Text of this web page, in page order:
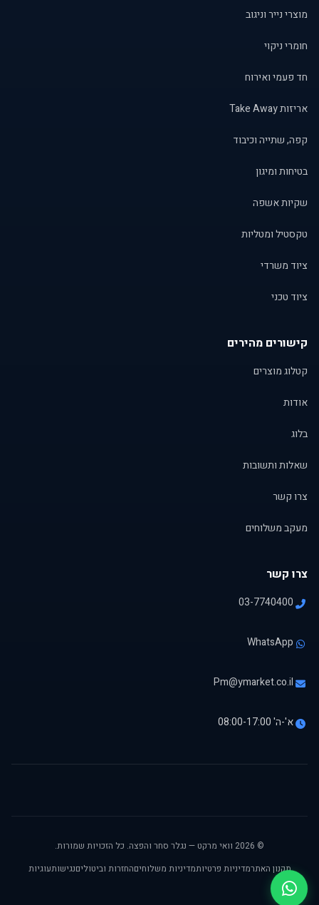
מוצרי נייר וניגוב
חומרי ניקוי
חד פעמי ואירוח
אריזות Take Away
קפה, שתייה וכיבוד
בטיחות ומיגון
שקיות אשפה
טקסטיל ומטליות
ציוד משרדי
ציוד טכני
קישורים מהירים
קטלוג מוצרים
אודות
בלוג
שאלות ותשובות
צרו קשר
מעקב משלוחים
צרו קשר
03-7740400
WhatsApp
Pm@ymarket.co.il
א'-ה' 08:00-17:00
© 2026 וואי מרקט — נגלר סחר והפצה. כל הזכויות שמורות.
תקנון האתרמדיניות פרטיותמדיניות משלוחיםהחזרות וביטוליםנגישותעוגיות